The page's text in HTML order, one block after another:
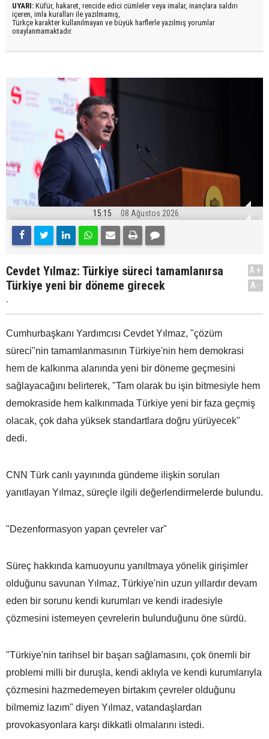
UYARI: Küfür, hakaret, rencide edici cümleler veya imalar, inançlara saldırı
içeren, imla kuralları ile yazılmamış,
Türkçe karakter kullanılmayan ve büyük harflerle yazılmış yorumlar
onaylanmamaktadır.
15:15 08 Ağustos 2026
Cevdet Yılmaz: Türkiye süreci tamamlanırsa
Türkiye yeni bir döneme girecek
.
A+
A-
Cumhurbaşkanı Yardımcısı Cevdet Yılmaz, "çözüm
süreci"nin tamamlanmasının Türkiye'nin hem demokrasi
hem de kalkınma alanında yeni bir döneme geçmesini
sağlayacağını belirterek, "Tam olarak bu işin bitmesiyle hem
demokraside hem kalkınmada Türkiye yeni bir faza geçmiş
olacak, çok daha yüksek standartlara doğru yürüyecek"
dedi.
CNN Türk canlı yayınında gündeme ilişkin soruları
yanıtlayan Yılmaz, süreçle ilgili değerlendirmelerde bulundu.
"Dezenformasyon yapan çevreler var"
Süreç hakkında kamuoyunu yanıltmaya yönelik girişimler
olduğunu savunan Yılmaz, Türkiye'nin uzun yıllardır devam
eden bir sorunu kendi kurumları ve kendi iradesiyle
çözmesini istemeyen çevrelerin bulunduğunu öne sürdü.
"Türkiye'nin tarihsel bir başarı sağlamasını, çok önemli bir
problemi milli bir duruşla, kendi aklıyla ve kendi kurumlarıyla
çözmesini hazmedemeyen birtakım çevreler olduğunu
bilmemiz lazım" diyen Yılmaz, vatandaşlardan
provokasyonlara karşı dikkatli olmalarını istedi.